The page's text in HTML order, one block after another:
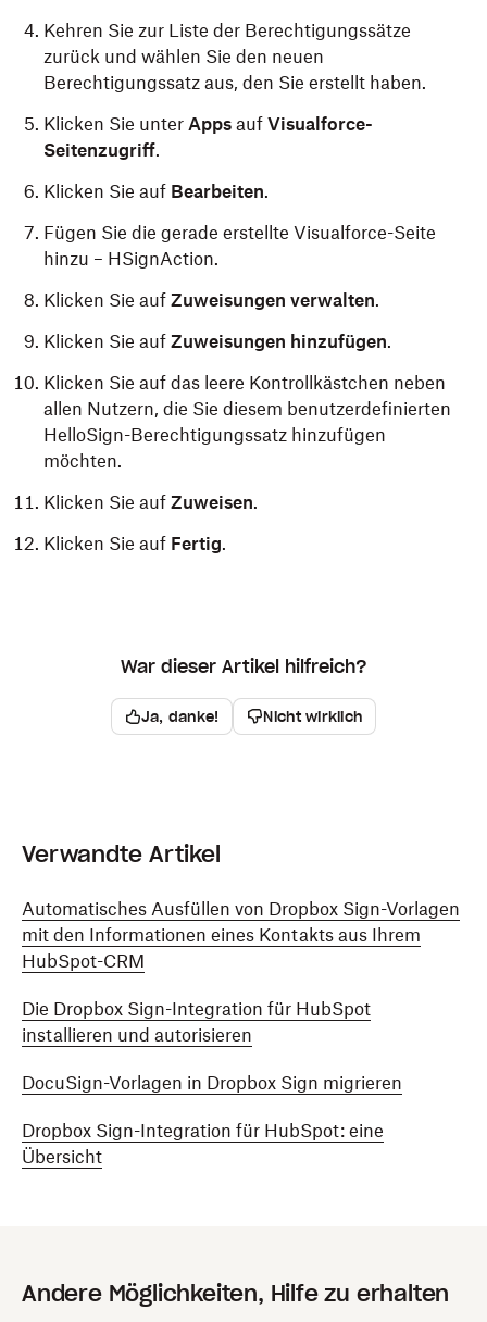
Kehren Sie zur Liste der Berechtigungssätze
zurück und wählen Sie den neuen
Berechtigungssatz aus, den Sie erstellt haben.
Klicken Sie unter Apps auf Visualforce-
Seitenzugriff.
Klicken Sie auf Bearbeiten.
Fügen Sie die gerade erstellte Visualforce-Seite
hinzu – HSignAction.
Klicken Sie auf Zuweisungen verwalten.
Klicken Sie auf Zuweisungen hinzufügen.
Klicken Sie auf das leere Kontrollkästchen neben
allen Nutzern, die Sie diesem benutzerdefinierten
HelloSign-Berechtigungssatz hinzufügen
möchten.
Klicken Sie auf Zuweisen.
Klicken Sie auf Fertig.
War dieser Artikel hilfreich?
Ja, danke! Nicht wirklich
Verwandte Artikel
Automatisches Ausfüllen von Dropbox Sign-Vorlagen
mit den Informationen eines Kontakts aus Ihrem
HubSpot-CRM
Die Dropbox Sign-Integration für HubSpot
installieren und autorisieren
DocuSign-Vorlagen in Dropbox Sign migrieren
Dropbox Sign-Integration für HubSpot: eine
Übersicht
Andere Möglichkeiten, Hilfe zu erhalten